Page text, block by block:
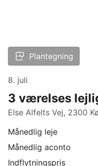
Plantegning
8. juli
3 værelses
Else Alfelts Vej, 2300
Månedlig leje
Månedlig aconto
Indflytningspris